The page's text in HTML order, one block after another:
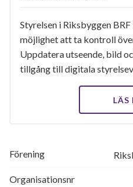
Styrelsen i Riksbyggen
möjlighet att ta kontroll
Uppdatera utseende, bild
tillgång till digitala
LÄS
Förening
Organisationsnr